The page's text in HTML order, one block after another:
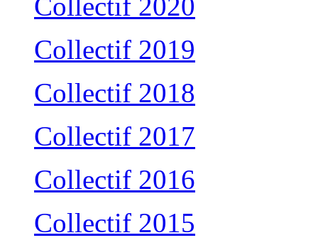
Collectif 2020
Collectif 2019
Collectif 2018
Collectif 2017
Collectif 2016
Collectif 2015